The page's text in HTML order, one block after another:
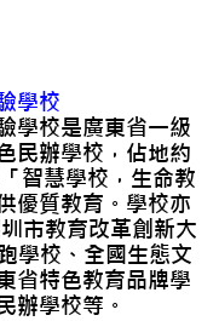
學校
學校是廣東省一級
民辦學校，佔地約
智慧學校，生命教
優質教育。學校亦
市教育改革創新大
學校、全國生態文
省特色教育品牌學
辦學校等。